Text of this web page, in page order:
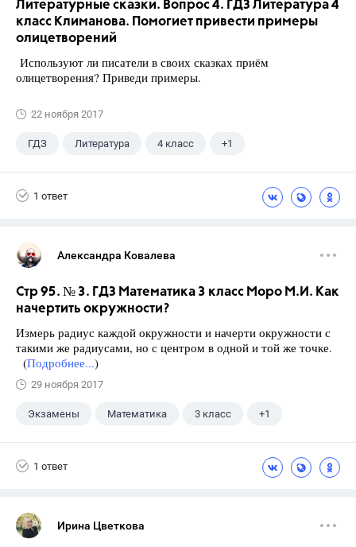
Литературные сказки. Вопрос 4. ГДЗ Литература 4
класс Климанова. Помогиет привести примеры
олицетворений
Используют ли писатели в своих сказках приём
олицетворения? Приведи примеры.
22 ноября 2017
ГДЗ Литература 4 класс +1
1 ответ
Александра Ковалева
Стр 95. № 3. ГДЗ Математика 3 класс Моро М.И. Как
начертить окружности?
Измерь радиус каждой окружности и начерти окружности с
такими же радиусами, но с центром в одной и той же точке.
(Подробнее...)
29 ноября 2017
Экзамены Математика 3 класс +1
1 ответ
Ирина Цветкова